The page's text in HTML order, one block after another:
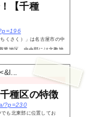
【千種
くさく）」は名古屋市の中
業地区、中央部には文教地
千種区の中央部にある池
種区の特徴
?p=230
も北東部に位置してお